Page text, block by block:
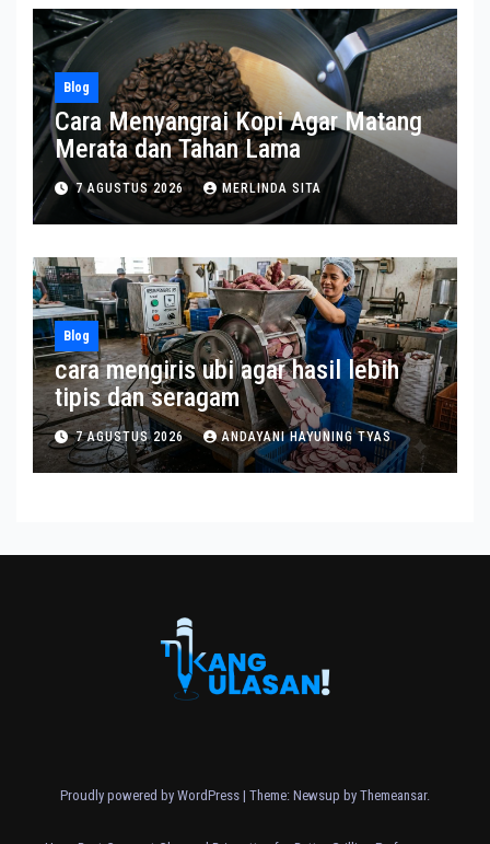
Blog
Cara Menyangrai Kopi Agar Matang
Merata dan Tahan Lama
7 AGUSTUS 2026 MERLINDA SITA
Blog
cara mengiris ubi agar hasil lebih
tipis dan seragam
7 AGUSTUS 2026 ANDAYANI HAYUNING TYAS
Proudly powered by WordPress | Theme: Newsup by Themeansar.